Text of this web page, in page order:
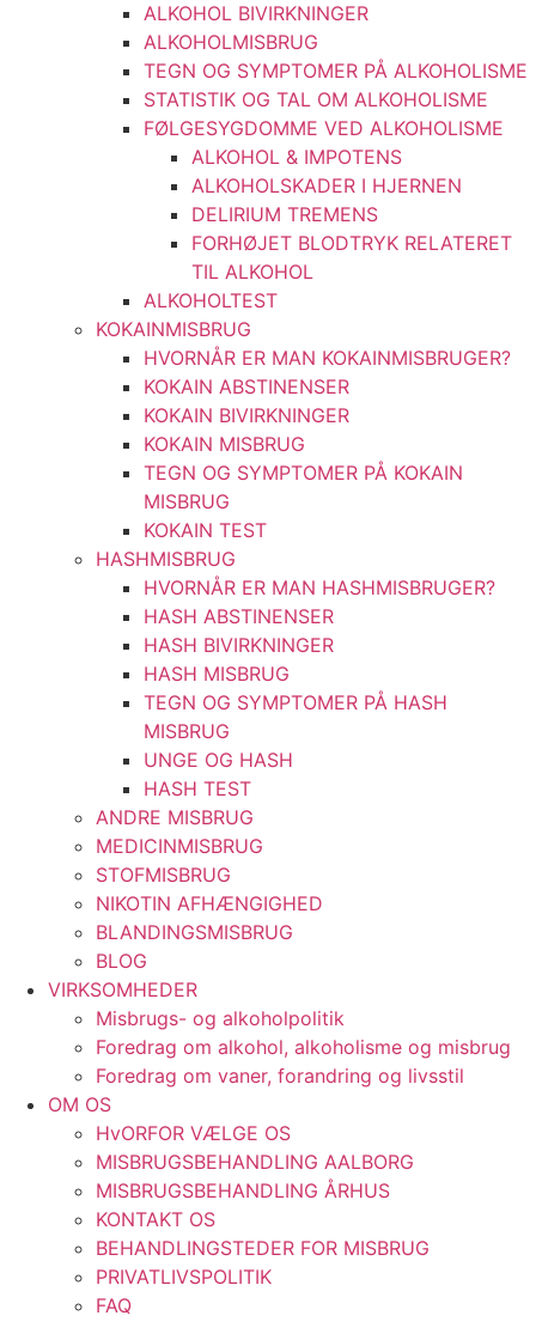
ALKOHOL BIVIRKNINGER
ALKOHOLMISBRUG
TEGN OG SYMPTOMER PÅ ALKOHOLISME
STATISTIK OG TAL OM ALKOHOLISME
FØLGESYGDOMME VED ALKOHOLISME
ALKOHOL & IMPOTENS
ALKOHOLSKADER I HJERNEN
DELIRIUM TREMENS
FORHØJET BLODTRYK RELATERET
TIL ALKOHOL
ALKOHOLTEST
KOKAINMISBRUG
HVORNÅR ER MAN KOKAINMISBRUGER?
KOKAIN ABSTINENSER
KOKAIN BIVIRKNINGER
KOKAIN MISBRUG
TEGN OG SYMPTOMER PÅ KOKAIN
MISBRUG
KOKAIN TEST
HASHMISBRUG
HVORNÅR ER MAN HASHMISBRUGER?
HASH ABSTINENSER
HASH BIVIRKNINGER
HASH MISBRUG
TEGN OG SYMPTOMER PÅ HASH
MISBRUG
UNGE OG HASH
HASH TEST
ANDRE MISBRUG
MEDICINMISBRUG
STOFMISBRUG
NIKOTIN AFHÆNGIGHED
BLANDINGSMISBRUG
BLOG
VIRKSOMHEDER
Misbrugs- og alkoholpolitik
Foredrag om alkohol, alkoholisme og misbrug
Foredrag om vaner, forandring og livsstil
OM OS
HvORFOR VÆLGE OS
MISBRUGSBEHANDLING AALBORG
MISBRUGSBEHANDLING ÅRHUS
KONTAKT OS
BEHANDLINGSTEDER FOR MISBRUG
PRIVATLIVSPOLITIK
FAQ